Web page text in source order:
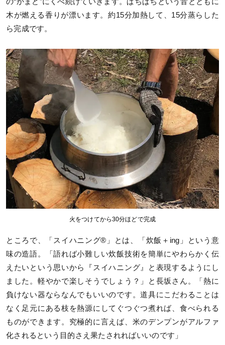
の“かまど”にくべ続けていきます。ぱちぱちという音とともに
木が燃える香りが漂います。約15分加熱して、15分蒸らした
ら完成です。
火をつけてから30分ほどで完成
ところで、「スイハニング®」とは、「炊飯＋ing」という意
味の造語。「語れば小難しい炊飯技術を簡単にやわらかく伝
えたいという思いから『スイハニング』と表現するようにし
ました。軽やかで楽しそうでしょう？」と長坂さん。「熱に
負けない器ならなんでもいいのです。道具にこだわることは
なく足元にある枝を熱源にしてぐつぐつ煮れば、食べられる
ものができます。究極的に言えば、米のデンプンがアルファ
化されるという目的さえ果たされればいいのです」